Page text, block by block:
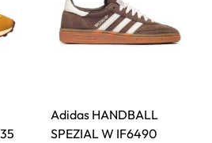
Adidas HANDBALL
SPEZIAL W IF6490